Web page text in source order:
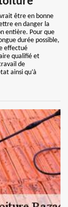
être en bonne
en danger la
entière. Pour que
durée possible,
effectué
qualifié et
de
ainsi qu’à